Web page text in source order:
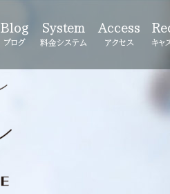
Blog
ブログ
System
料金システム
Access
アクセス キャ